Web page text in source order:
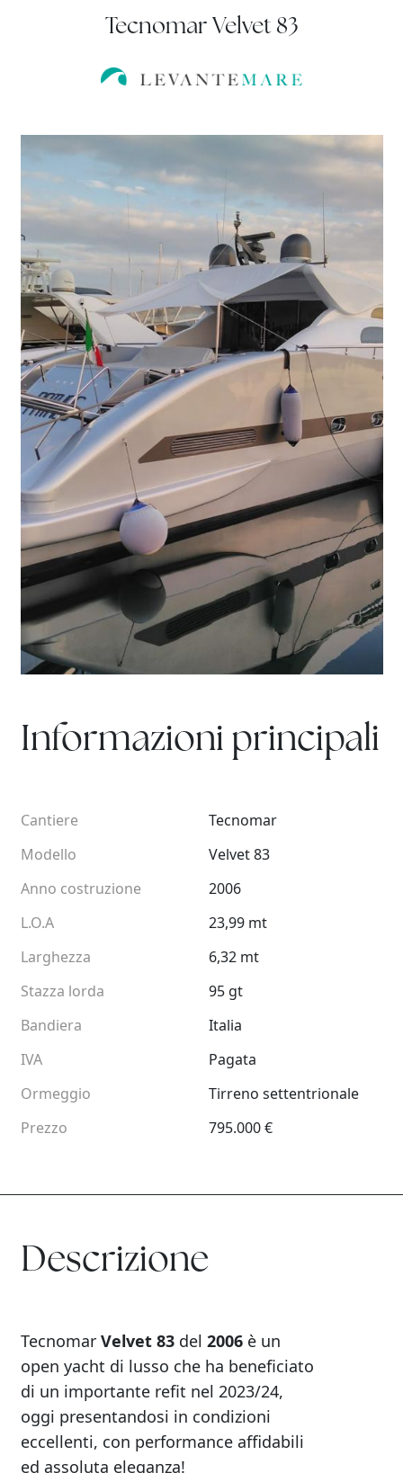
Tecnomar Velvet 83
Informazioni principali
Cantiere
Modello
Anno costruzione
L.O.A
Larghezza
Stazza lorda
Bandiera
IVA
Ormeggio
Prezzo
Tecnomar
Velvet 83
2006
23,99 mt
6,32 mt
95 gt
Italia
Pagata
Tirreno settentrionale
795.000 €
Descrizione
Tecnomar Velvet 83del 2006è un
open yacht di lusso che ha beneficiato
di un importante refit nel 2023/24,
oggi presentandosi in condizioni
eccellenti, con performance affidabili
ed assoluta eleganza!